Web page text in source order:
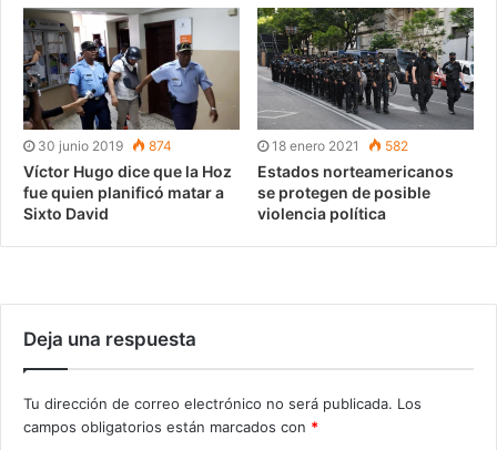
30 junio 2019 874
Víctor Hugo dice que la Hoz
fue quien planificó matar a
Sixto David
18 enero 2021 582
Estados norteamericanos
se protegen de posible
violencia política
Deja una respuesta
Tu dirección de correo electrónico no será publicada. Los
campos obligatorios están marcados con *